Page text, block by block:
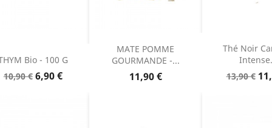
Bio - 100 G
Prix
10,90 € Prix
6,90 €
MATE POMME
GOURMANDE -...
Prix
11,90 €
Thé Noir
Prix
13,90 €